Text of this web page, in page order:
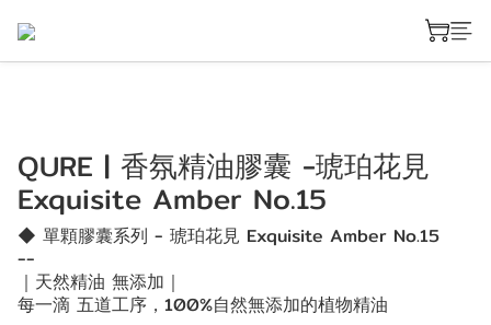
QURE | 香氛精油膠囊 -琥珀花見
Exquisite Amber No.15
◆ 單顆膠囊系列 - 琥珀花見 Exquisite Amber No.15
--
｜天然精油 無添加｜
每一滴 五道工序，100%自然無添加的植物精油